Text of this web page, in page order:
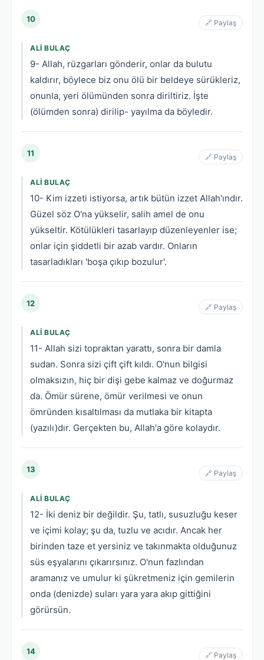
10 🔗 Paylaş
ALI BULAÇ
9- Allah, rüzgarları gönderir, onlar da bulutu
kaldırır, böylece biz onu ölü bir beldeye sürükleriz,
onunla, yeri ölümünden sonra diriltiriz. İşte
(ölümden sonra) dirilip- yayılma da böyledir.
11 🔗 Paylaş
ALI BULAÇ
10- Kim izzeti istiyorsa, artık bütün izzet Allah'ındır.
Güzel söz O'na yükselir, salih amel de onu
yükseltir. Kötülükleri tasarlayıp düzenleyenler ise;
onlar için şiddetli bir azab vardır. Onların
tasarladıkları 'boşa çıkıp bozulur'.
12 🔗 Paylaş
ALI BULAÇ
11- Allah sizi topraktan yarattı, sonra bir damla
sudan. Sonra sizi çift çift kıldı. O'nun bilgisi
olmaksızın, hiç bir dişi gebe kalmaz ve doğurmaz
da. Ömür sürene, ömür verilmesi ve onun
ömründen kısaltılması da mutlaka bir kitapta
(yazılı)dır. Gerçekten bu, Allah'a göre kolaydır.
13 🔗 Paylaş
ALI BULAÇ
12- İki deniz bir değildir. Şu, tatlı, susuzluğu keser
ve içimi kolay; şu da, tuzlu ve acıdır. Ancak her
birinden taze et yersiniz ve takınmakta olduğunuz
süs eşyalarını çıkarırsınız. O'nun fazlından
aramanız ve umulur ki şükretmeniz için gemilerin
onda (denizde) suları yara yara akıp gittiğini
görürsün.
14 🔗 Paylaş